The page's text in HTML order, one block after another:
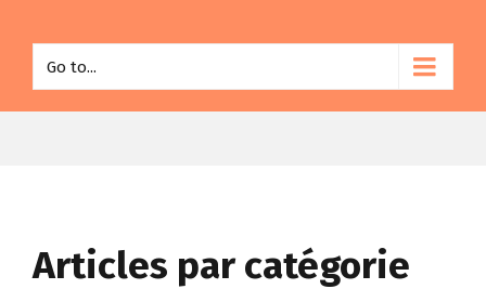
Go to...
Articles par catégorie